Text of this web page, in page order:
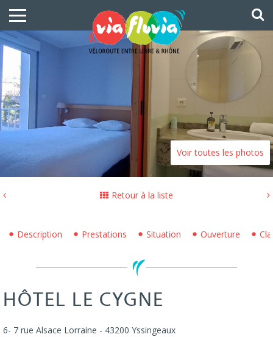
Voir toutes les photos
Retour à la liste
Description Prestations Situation Ouverture
HÔTEL LE CYGNE
6- 7 rue Alsace Lorraine - 43200 Yssingeaux